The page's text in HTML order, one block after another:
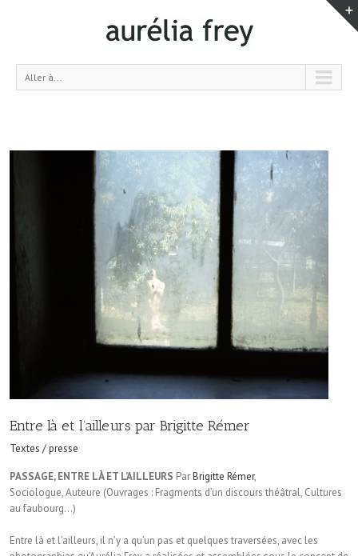
Aller à...
Entre là et l’ailleurs par Brigitte Rémer
Textes / presse
PASSAGE, ENTRE LÀ ET L’AILLEURS ParBrigitte Rémer,
Sociologue, Auteure (Ouvrages : Fragments d’un discours théâtral, Cultures
au faubourg…)
Entre là et l’ailleurs, il n’y a qu’un pas et quelques traversées, avec les